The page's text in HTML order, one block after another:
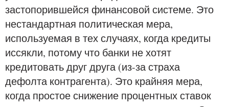
застопорившейся финансовой системе. Это
нестандартная политическая мера,
используемая в тех случаях, когда кредиты
иссякли, потому что банки не хотят
кредитовать друг друга (из-за страха
дефолта контрагента). Это крайняя мера,
когда простое снижение процентных ставок